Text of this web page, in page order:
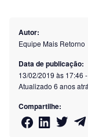
Autor:
Equipe Mais Retorno
Data de publicação:
13/02/2019 às 17:46 -
Atualizado 6 anos
Compartilhe: